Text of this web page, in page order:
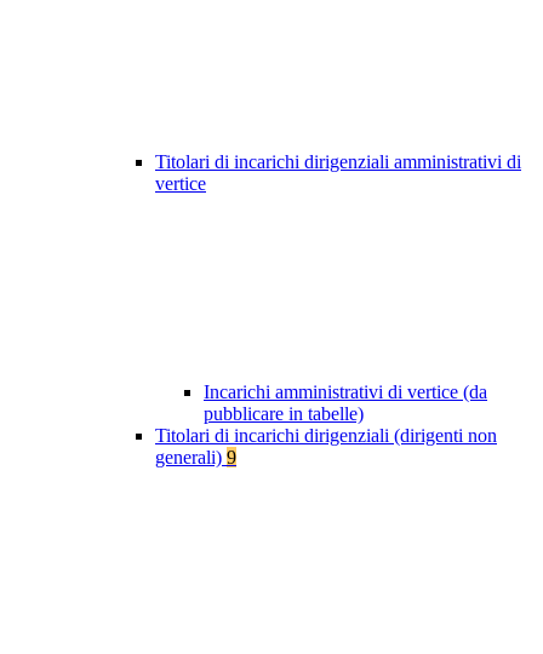
Titolari di incarichi dirigenziali amministrativi di
vertice
Incarichi amministrativi di vertice (da
pubblicare in tabelle)
Titolari di incarichi dirigenziali (dirigenti non
generali) 9